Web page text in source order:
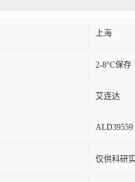
上海
2-8°C保存
艾连达
ALD39559
仅供科研